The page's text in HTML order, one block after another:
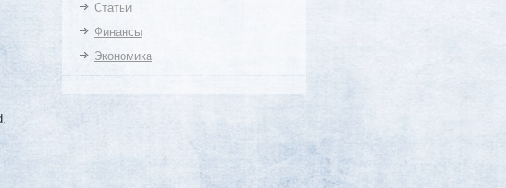
Статьи
Финансы
Экономика